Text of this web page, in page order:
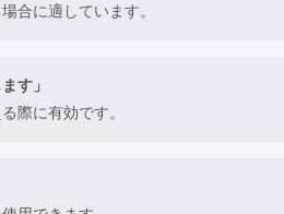
合に適しています。
す」
際に有効です。